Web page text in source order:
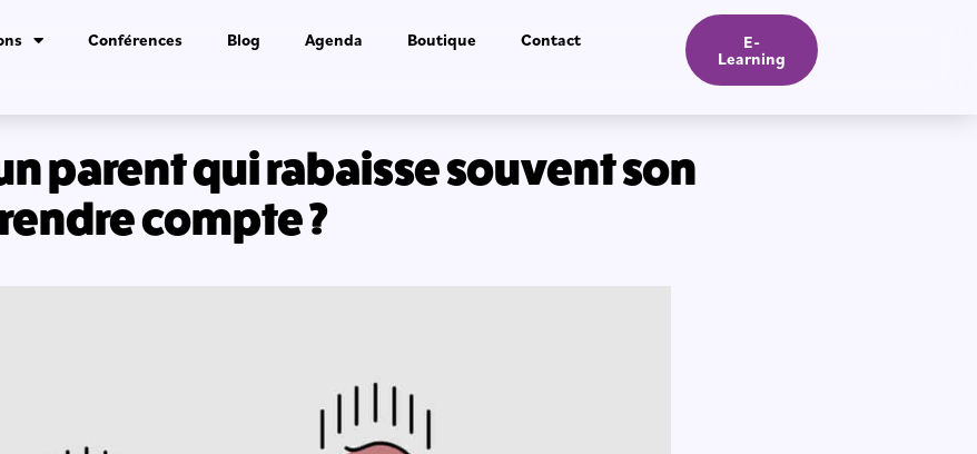
Conférences Blog Agenda Boutique Contact E-
Learning
parent qui rabaisse souvent son
compte ?